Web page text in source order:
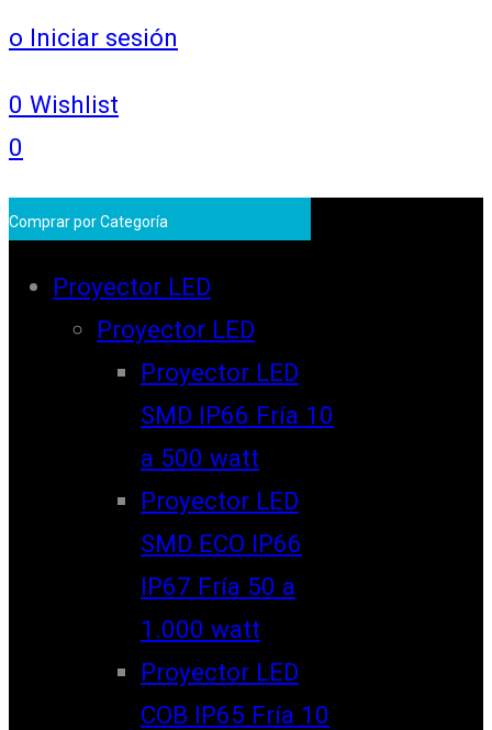
o Iniciar sesión
0 Wishlist
0
Comprar por Categoría
Proyector LED
Proyector LED
Proyector LED
SMD IP66 Fría 10
a 500 watt
Proyector LED
SMD ECO IP66
IP67 Fría 50 a
1.000 watt
Proyector LED
COB IP65 Fría 10